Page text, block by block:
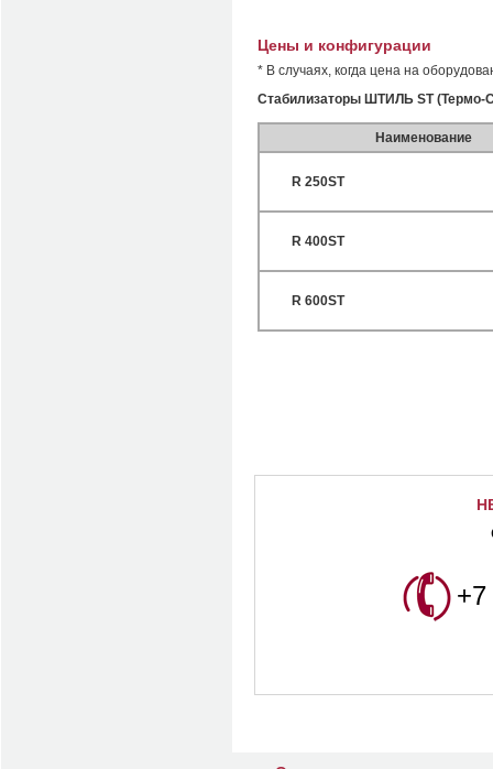
Цены и конфигурации
* В случаях, когда цена на
Стабилизаторы ШТИЛЬ ST (Термо-
Наименование
R 250ST
R 400ST
R 600ST
+7